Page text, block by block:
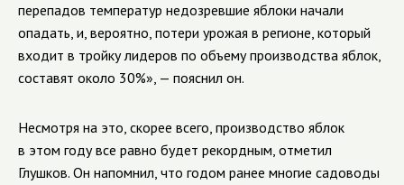
перепадов температур недозревшие яблоки начали
опадать, и, вероятно, потери урожая в регионе, который
входит в тройку лидеров по объему производства яблок,
составят около 30%», — пояснил он.
Несмотря на это, скорее всего, производство яблок
в этом году все равно будет рекордным, отметил
Глушков. Он напомнил, что годом ранее многие садоводы